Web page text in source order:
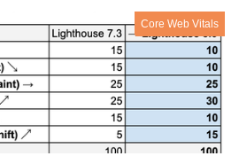
Core Web Vitals